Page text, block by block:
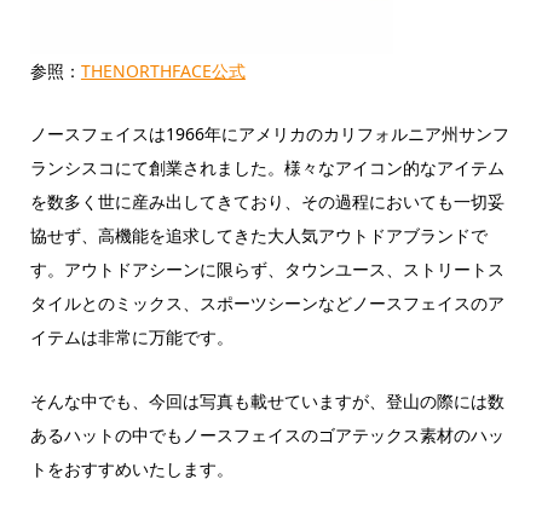
参照： THENORTHFACE公式
ノースフェイスは1966年にアメリカのカリフォルニア州サンフ
ランシスコにて創業されました。様々なアイコン的なアイテム
を数多く世に産み出してきており、その過程においても一切妥
協せず、高機能を追求してきた大人気アウトドアブランドで
す。アウトドアシーンに限らず、タウンユース、ストリートス
タイルとのミックス、スポーツシーンなどノースフェイスのア
イテムは非常に万能です。
そんな中でも、今回は写真も載せていますが、登山の際には数
あるハットの中でもノースフェイスのゴアテックス素材のハッ
トをおすすめいたします。